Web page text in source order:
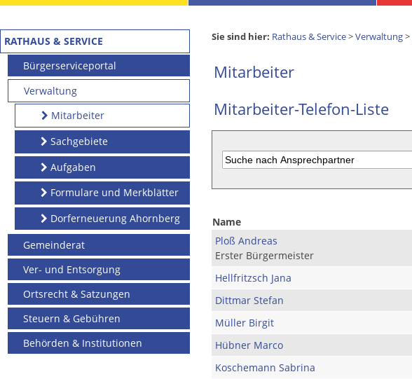
RATHAUS & SERVICE
Bürgerserviceportal
Verwaltung
Mitarbeiter
Sachgebiete
Aufgaben
Formulare und Merkblätter
Dorferneuerung Ahornberg
Gemeinderat
Ver- und Entsorgung
Ortsrecht & Satzungen
Steuern & Gebühren
Behörden & Institutionen
Sie sind hier: Rathaus & Service>Verwaltung>
Mitarbeiter
Mitarbeiter-Telefon-Liste
Name
Ploß Andreas
Erster Bürgermeister
Hellfritzsch Jana
Dittmar Stefan
Müller Birgit
Hübner Marco
Koschemann Sabrina